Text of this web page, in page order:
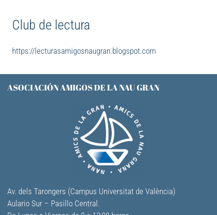
Club de lectura
https://lecturasamigosnaugran.blogspot.com
ASOCIACIÓN AMIGOS DE LA NAU GRAN
Av. dels Tarongers (Campus Universitat de València)
Aulario Sur – Pasillo Central.